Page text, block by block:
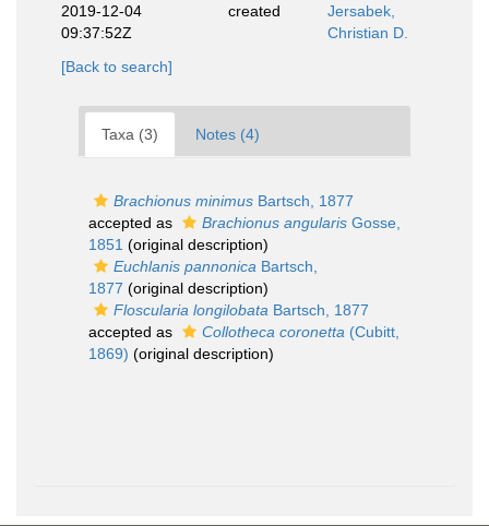
2019-12-04
09:37:52Z
created
Jersabek,
Christian D.
[Back to search]
Taxa (3) Notes (4)
Brachionus minimus Bartsch, 1877
accepted as
Brachionus angularis Gosse,
1851 (original description)
Euchlanis pannonica Bartsch,
1877 (original description)
Floscularia longilobata Bartsch, 1877
accepted as
Collotheca coronetta (Cubitt,
1869) (original description)